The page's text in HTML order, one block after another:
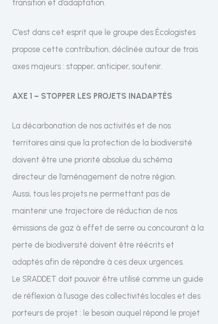
transition et d’adaptation.
C’est dans cet esprit que le groupe des Écologistes
propose cette contribution, déclinée autour de trois
axes majeurs : stopper, anticiper, soutenir.
AXE 1 – STOPPER LES PROJETS INADAPTÉS
La décarbonation de nos activités et de nos
territoires ainsi que la protection de la biodiversité
doivent être une priorité absolue du schéma
directeur de l’aménagement de notre région.
Aussi, tous les projets ne permettant pas de
maintenir une trajectoire de réduction de nos
émissions de gaz à effet de serre ou concourant à la
perte de biodiversité doivent être réécrits et
adaptés afin de répondre à ces deux urgences.
Le SRADDET doit pouvoir être utilisé comme un guide
de réflexion à l’usage des collectivités locales et des
porteurs de projet : le besoin auquel répond le projet